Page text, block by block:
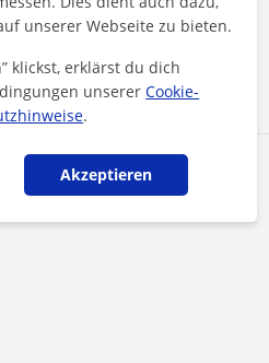
Kontaktieren
unserer Webseite zu bieten.
klickst, erklärst du dich
unsererCookie-
.
Akzeptieren